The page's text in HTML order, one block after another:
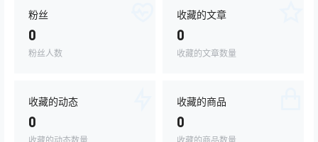
粉丝
0
粉丝人数
收藏的文章
0
收藏的文章数量
收藏的动态
0
收藏的商品
0